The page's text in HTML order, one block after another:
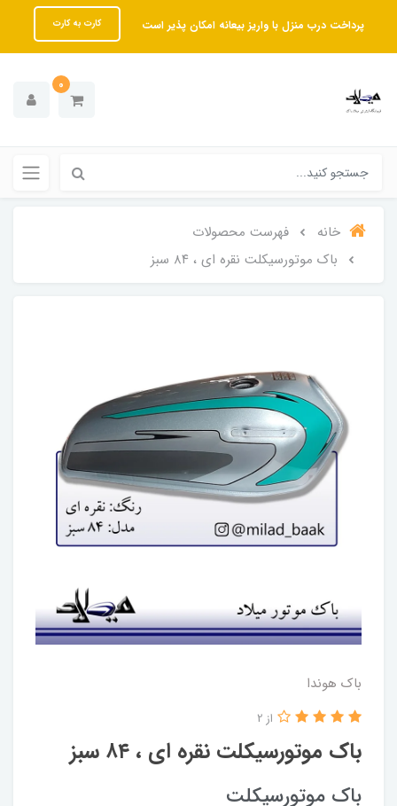
پرداخت درب منزل با واریز بیعانه امکان پذیر است کارت به کارت
0
خانه
فهرست محصولات
باک موتورسیکلت نقره ای ، ۸۴ سبز
باک هوندا
باک موتورسیکلت نقره ای ، ۸۴ سبز
از 2
باک موتورسیکلت